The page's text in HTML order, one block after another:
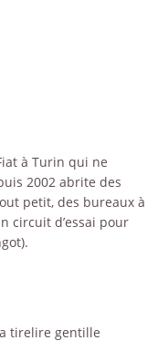
à Turin qui ne
2002 abrite des
petit, des bureaux à
circuit d’essai pour
tirelire gentille